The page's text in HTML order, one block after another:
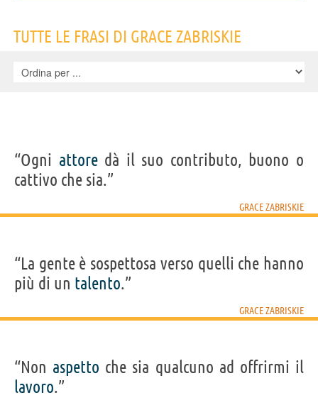
IDENTIKIT E DATI ANAGRAFICI
Nome
Grace
Cognome Zabriskie
Nazionalità statunitense
FILM/SERIE TV DI GRACE ZABRISKIE
The Judge Licenza di
matrimonio
Medium The Grudge Fuori
TUTTE LE FRASI DI GRACE ZABRISKIE
“Ogni attoredà il suo contributo, buono o
cattivo che sia.”
GRACE ZABRISKIE
“La gente è sospettosa verso quelli che hanno
più di un talento.”
GRACE ZABRISKIE
“Non aspetto che sia qualcuno ad offrirmi il
lavoro.”